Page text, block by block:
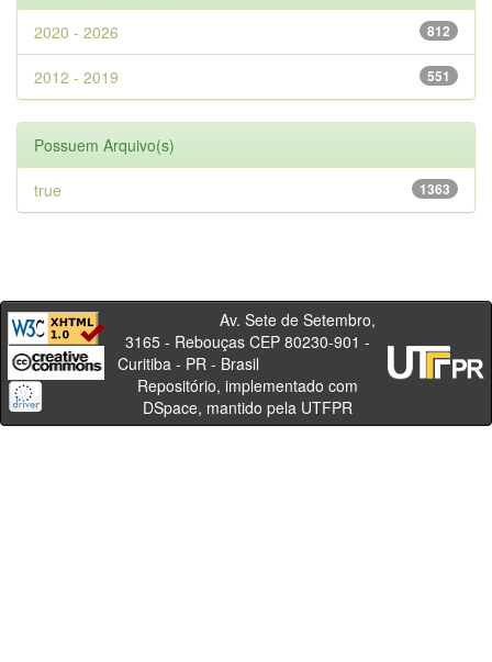
812
2020 - 2026
551
2012 - 2019
Possuem Arquivo(s)
1363
true
Av. Sete de Setembro,
3165 - Rebouças CEP 80230-901 -
Curitiba - PR - Brasil
Repositório, implementado com
DSpace, mantido pela UTFPR